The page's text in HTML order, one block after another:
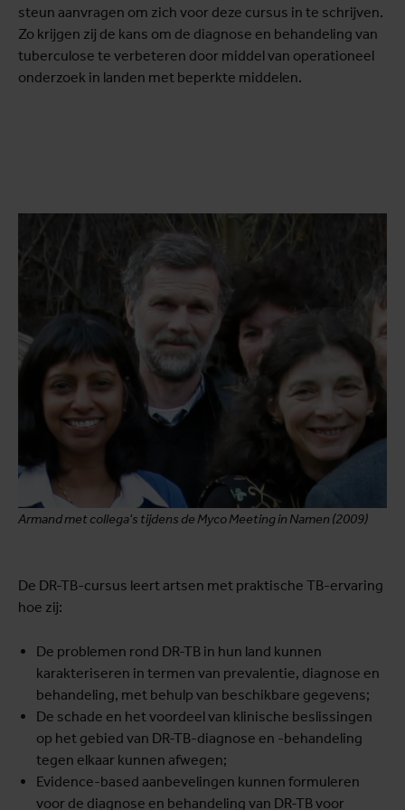
steun aanvragen om zich voor deze cursus in te schrijven.
Zo krijgen zij de kans om de diagnose en behandeling van
tuberculose te verbeteren door middel van operationeel
onderzoek in landen met beperkte middelen.
Armand met collega's tijdens de Myco Meeting in Namen (2009)
De DR-TB-cursus leert artsen met praktische TB-ervaring
hoe zij:
De problemen rond DR-TB in hun land kunnen
karakteriseren in termen van prevalentie, diagnose en
behandeling, met behulp van beschikbare gegevens;
De schade en het voordeel van klinische beslissingen
op het gebied van DR-TB-diagnose en -behandeling
tegen elkaar kunnen afwegen;
Evidence-based aanbevelingen kunnen formuleren
voor de diagnose en behandeling van DR-TB voor